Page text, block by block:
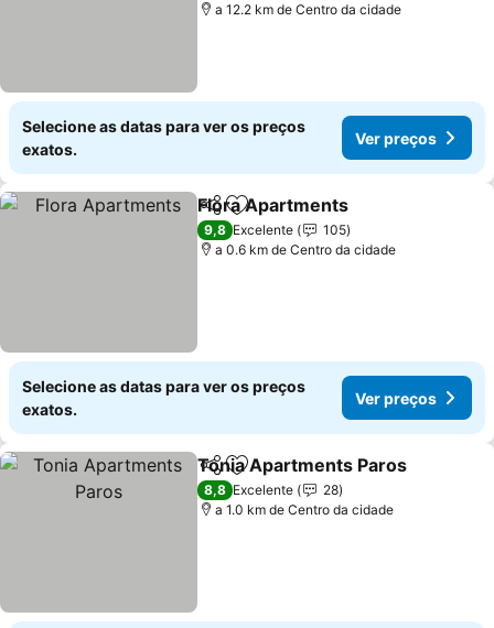
a 12.2 km de Centro da cidade
Selecione as datas para ver os preços
exatos.
Ver preços
PartilharAdicionar aos favoritos
Flora Apartments
9,8 Excelente
105
a 0.6 km de Centro da cidade
Selecione as datas para ver os preços
exatos.
Ver preços
PartilharAdicionar aos favoritos
Tonia Apartments Paros
8,8 Excelente
28
a 1.0 km de Centro da cidade